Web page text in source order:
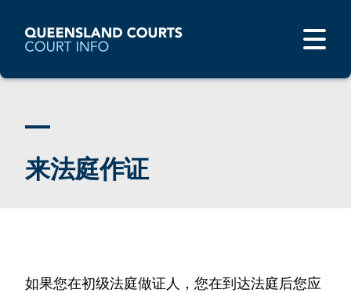
来法庭作证
如果您在初级法庭做证人，您在到达法庭后您应